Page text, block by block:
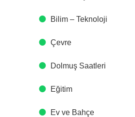
Bilim – Teknoloji
Çevre
Dolmuş Saatleri
Eğitim
Ev ve Bahçe